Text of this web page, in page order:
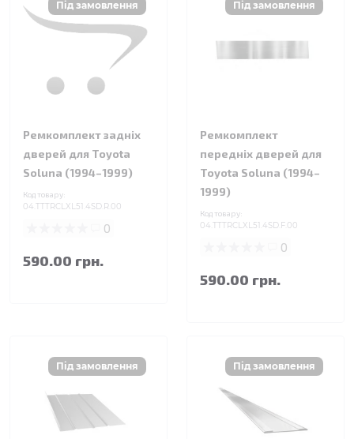
Ремкомплект задніх
дверей для Toyota
Soluna (1994–1999)
Код товару:
04.TTTRCLXL51.4SD.R.00
0
590.00 грн.
Ремкомплект
передніх дверей для
Toyota Soluna (1994–
1999)
Код товару:
04.TTTRCLXL51.4SD.F.00
0
590.00 грн.